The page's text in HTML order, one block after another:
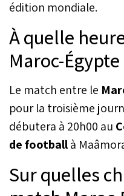
édition mondiale.
À quelle
Maroc-Égypte
Le match entre le
pour la troisième
débutera à 20h00 au
de footballà
Sur quelles